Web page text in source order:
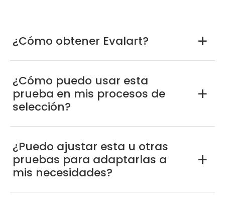
a
¿Cómo obtener Evalart?
a
¿Cómo puedo usar esta
prueba en mis procesos de
selección?
a
¿Puedo ajustar esta u otras
pruebas para adaptarlas a
mis necesidades?